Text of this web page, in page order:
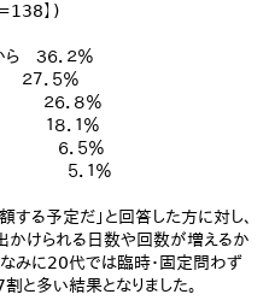
】)
３６．２％
７．５％
６．８％
８．１％
．５％
１％
する予定だ」と回答した方に対し、
出かけられる日数や回数が増えるか
なみに20代では臨時・固定問わず
と多い結果となりました。